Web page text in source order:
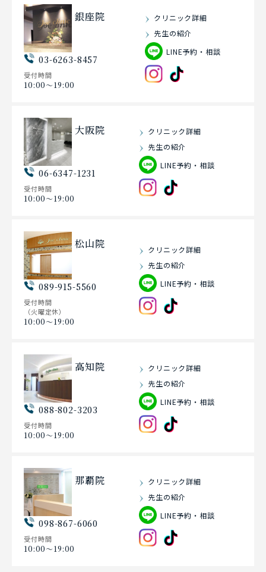
銀座院
03-6263-8457
受付時間
10:00〜19:00
クリニック詳細
先生の紹介
LINE予約・相談
大阪院
06-6347-1231
受付時間
10:00〜19:00
クリニック詳細
先生の紹介
LINE予約・相談
松山院
089-915-5560
受付時間
（火曜定休）
10:00〜19:00
クリニック詳細
先生の紹介
LINE予約・相談
高知院
088-802-3203
受付時間
10:00〜19:00
クリニック詳細
先生の紹介
LINE予約・相談
那覇院
098-867-6060
受付時間
10:00〜19:00
クリニック詳細
先生の紹介
LINE予約・相談